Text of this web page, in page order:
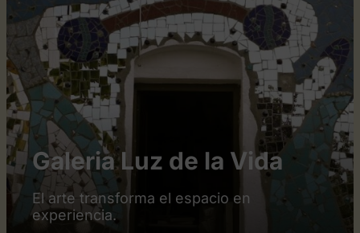
Galeria Luz de la Vida
El arte transforma el espacio en
experiencia.